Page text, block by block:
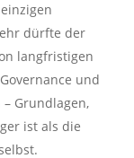
dürfte der
langfristigen
und
Grundlagen,
ist als die